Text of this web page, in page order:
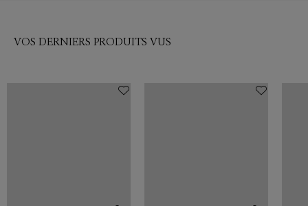
VOS DERNIERS PRODUITS VUS